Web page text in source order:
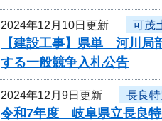
2024年12月10日更新 可茂
【建設工事】県単 河川局
する一般競争入札公告
2024年12月9日更新 長良
令和7年度 岐阜県立長良特